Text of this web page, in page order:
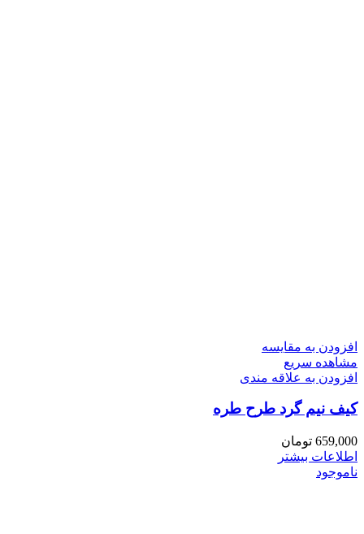
افزودن به مقایسه
مشاهده سریع
افزودن به علاقه مندی
کیف نیم گرد طرح طره
659,000 تومان
اطلاعات بیشتر
ناموجود